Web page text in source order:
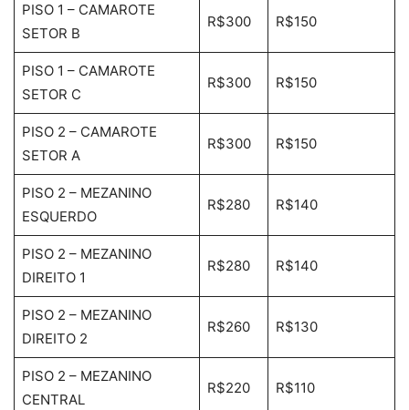
PISO 1 – CAMAROTE
SETOR B
R$300 R$150
PISO 1 – CAMAROTE
SETOR C
R$300 R$150
PISO 2 – CAMAROTE
SETOR A
R$300 R$150
PISO 2 – MEZANINO
ESQUERDO
R$280 R$140
PISO 2 – MEZANINO
DIREITO 1
R$280 R$140
PISO 2 – MEZANINO
DIREITO 2
R$260 R$130
PISO 2 – MEZANINO
CENTRAL
R$220 R$110